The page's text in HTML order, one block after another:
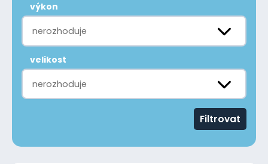
výkon
nerozhoduje
velikost
nerozhoduje
Filtrovat